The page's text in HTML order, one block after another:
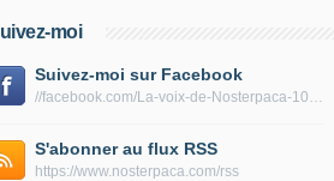
moi
Suivez-moi sur Facebook
//facebook.com/La-voix-de-Nosterpaca-106434384284735
S'abonner au flux RSS
https://www.nosterpaca.com/rss